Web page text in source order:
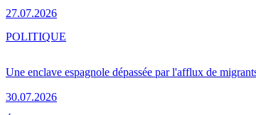
27.07.2026
Une enclave espagnole dépassée par l'afflux de
30.07.2026
POLITIQUE